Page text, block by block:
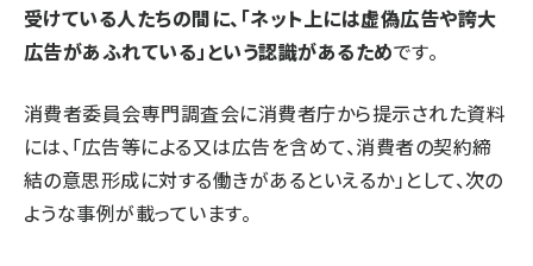
受けている人たちの間に、「ネット上には虚偽広告や誇大
広告があふれている」という認識があるためです。
消費者委員会専門調査会に消費者庁から提示された資料
には、「広告等による又は広告を含めて、消費者の契約締
結の意思形成に対する働きがあるといえるか」として、次の
ような事例が載っています。